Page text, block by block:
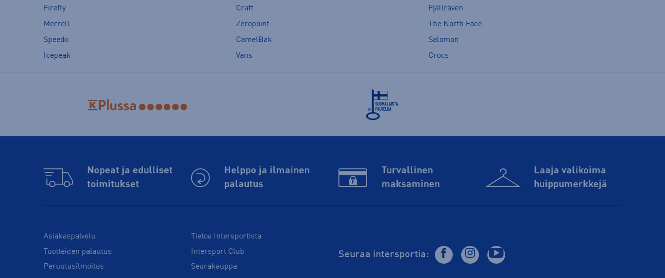
Firefly
Craft
Fjällräven
Merrell
Zeropoint
The North Face
Speedo
CamelBak
Salomon
Icepeak
Vans Crocs
Nopeat ja edulliset
toimitukset
Helppo ja ilmainen
palautus
Turvallinen
maksaminen
Laaja valikoima
huippu­merkkejä
Asiakaspalvelu
Tuotteiden palautus
Peruutusilmoitus
Tietoa Intersportista
Intersport Club
Seurakauppa
Seuraa intersportia: